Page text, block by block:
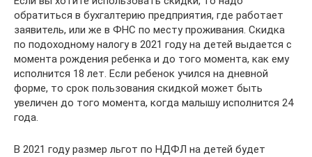
обратиться в бухгалтерию предприятия, где работает
заявитель, или же в ФНС по месту проживания. Скидка
по подоходному налогу в 2021 году на детей выдается с
момента рождения ребенка и до того момента, как ему
исполнится 18 лет. Если ребенок учился на дневной
форме, то срок пользования скидкой может быть
увеличен до того момента, когда малышу исполнится 24
года.
В 2021 году размер льгот по НДФЛ на детей будет